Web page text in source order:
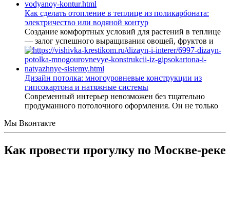
Как сделать отопление в теплице из поликарбоната:
электричество или водяной контур
Создание комфортных условий для растений в теплице
— залог успешного выращивания овощей, фруктов и
Дизайн потолка: многоуровневые конструкции из
гипсокартона и натяжные системы
Современный интерьер невозможен без тщательно
продуманного потолочного оформления. Он не только
Мы Вконтакте
Как провести прогулку по Москве-реке